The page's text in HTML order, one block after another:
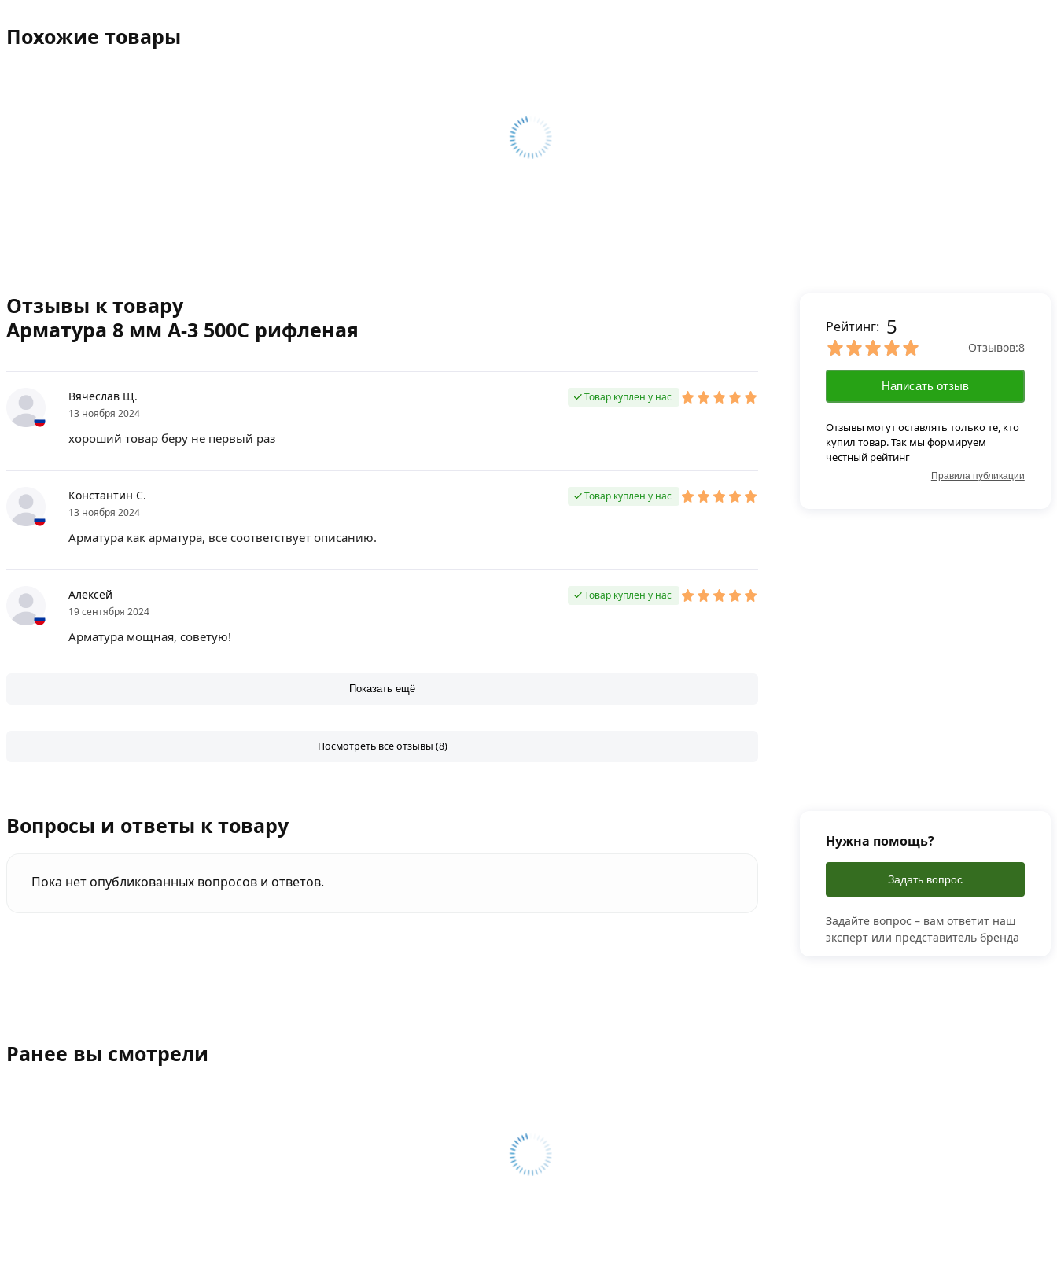
Похожие товары
Отзывы к товару
Арматура 8 мм А-3 500С рифленая
Вячеслав Щ.
13 ноября 2024
Товар куплен у нас
хороший товар беру не первый раз
Константин С.
13 ноября 2024
Товар куплен у нас
Арматура как арматура, все соответствует описанию.
Алексей
19 сентября 2024
Товар куплен у нас
Арматура мощная, советую!
Показать ещё
Посмотреть все отзывы (8)
Рейтинг: 5
Отзывов:8
Написать отзыв
Отзывы могут оставлять только те, кто
купил товар. Так мы формируем
честный рейтинг
Правила публикации
Вопросы и ответы к товару
Пока нет опубликованных вопросов и ответов.
Нужна помощь?
Задать вопрос
Задайте вопрос – вам ответит наш
эксперт или представитель бренда
Ранее вы смотрели